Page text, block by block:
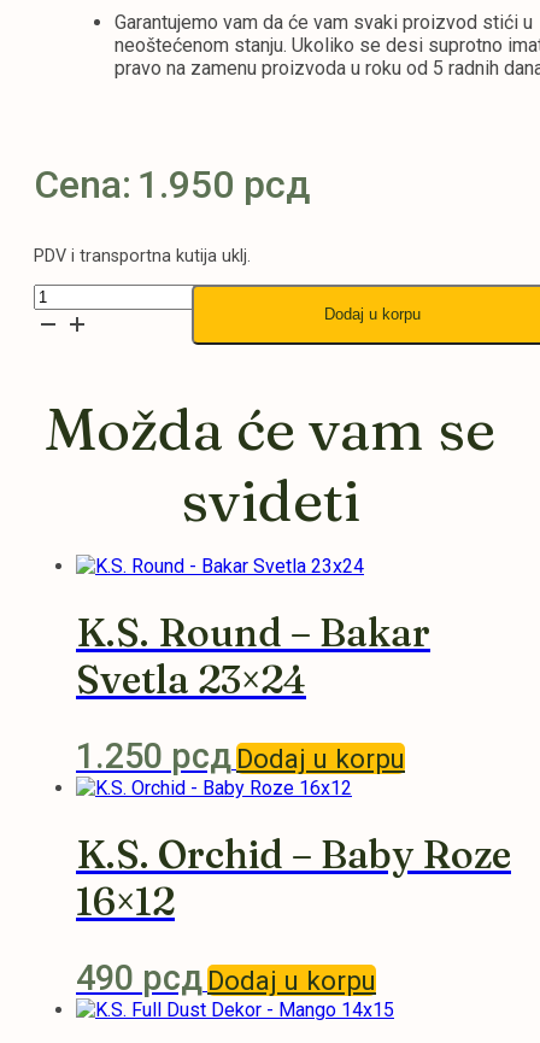
Garantujemo vam da će vam svaki proizvod stići u
neoštećenom stanju. Ukoliko se desi suprotno
pravo na zamenu proizvoda u roku od 5 radnih
Cena: 1.950 рсд
PDV i transportna kutija uklj.
K.S.
Round
količina
Dodaj u korpu
Možda će vam se
svideti
K.S. Round – Bakar
Svetla 23×24
1.250 рсдDodaj u korpu
K.S. Orchid – Baby Roze
16×12
490 рсдDodaj u korpu